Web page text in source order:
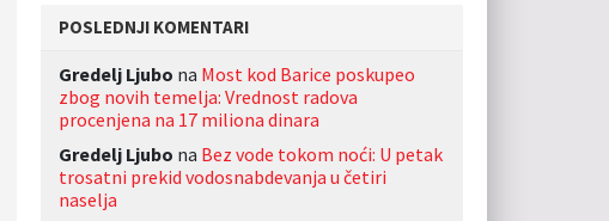
POSLEDNJI KOMENTARI
Gredelj Ljubo na Most kod Barice poskupeo
zbog novih temelja: Vrednost radova
procenjena na 17 miliona dinara
Gredelj Ljubo na Bez vode tokom noći: U petak
trosatni prekid vodosnabdevanja u četiri
naselja